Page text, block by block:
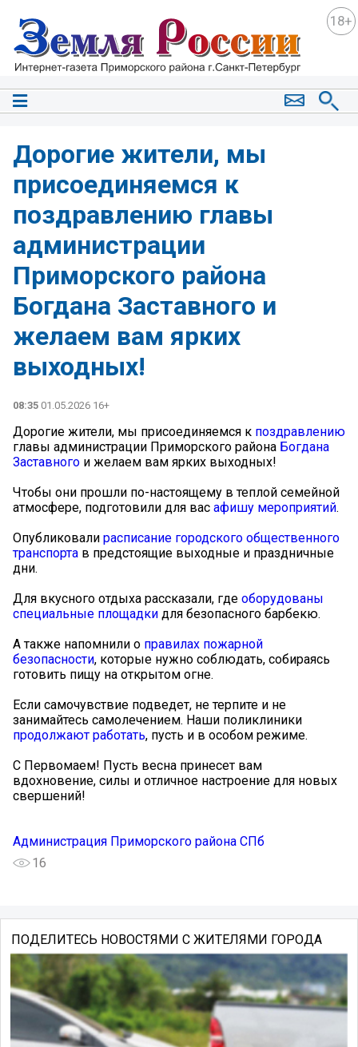
18+
Дорогие жители, мы
присоединяемся к
поздравлению главы
администрации
Приморского района
Богдана Заставного и
желаем вам ярких
выходных!
08:35 01.05.2026 16+
Дорогие жители, мы присоединяемся к поздравлению
главы администрации Приморского района Богдана
Заставного и желаем вам ярких выходных!
️Чтобы они прошли по-настоящему в теплой семейной
атмосфере, подготовили для вас афишу мероприятий.
️Опубликовали расписание городского общественного
транспорта в предстоящие выходные и праздничные
дни.
Для вкусного отдыха рассказали, где оборудованы
специальные площадки для безопасного барбекю.
️А также напомнили о правилах пожарной
безопасности, которые нужно соблюдать, собираясь
готовить пищу на открытом огне.
️Если самочувствие подведет, не терпите и не
занимайтесь самолечением. Наши поликлиники
продолжают работать, пусть и в особом режиме.
С Первомаем! Пусть весна принесет вам
вдохновение, силы и отличное настроение для новых
свершений!
Администрация Приморского района СПб
16
ПОДЕЛИТЕСЬ НОВОСТЯМИ С ЖИТЕЛЯМИ ГОРОДА